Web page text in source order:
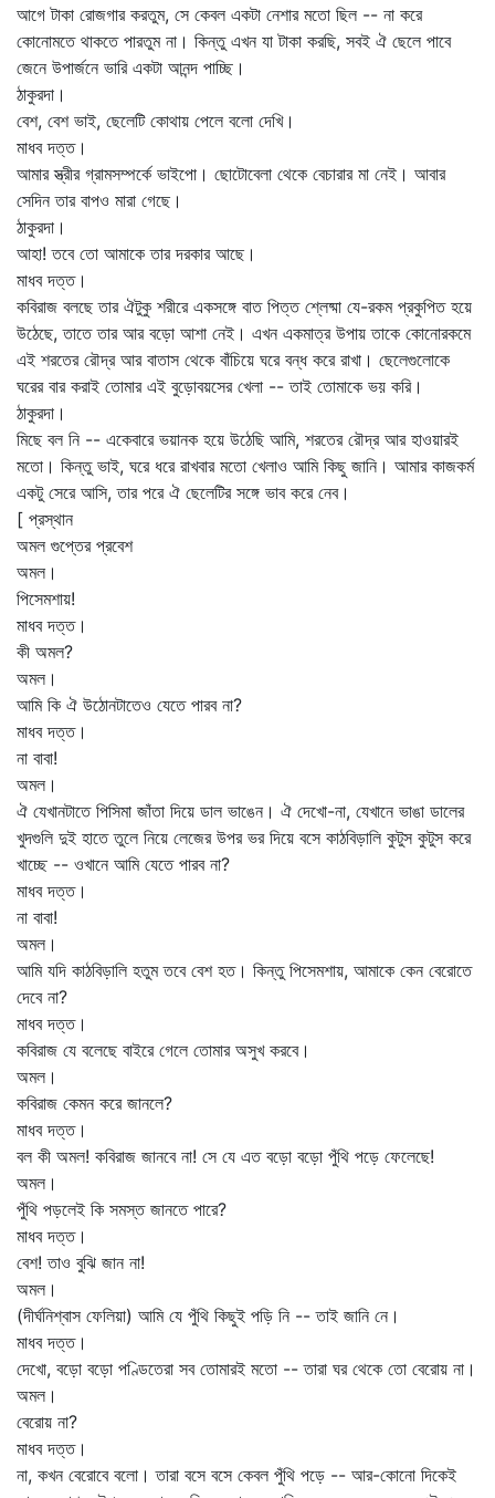
আগে টাকা রোজগার করতুম, সে কেবল একটা নেশার মতো ছিল -- না করে
কোনোমতে থাকতে পারতুম না। কিন্তু এখন যা টাকা করছি, সবই ঐ ছেলে পাবে
জেনে উপার্জনে ভারি একটা আনন্দ পাচ্ছি।
ঠাকুরদা।
বেশ, বেশ ভাই, ছেলেটি কোথায় পেলে বলো দেখি।
মাধব দত্ত।
আমার স্ত্রীর গ্রামসম্পর্কে ভাইপো। ছোটোবেলা থেকে বেচারার মা নেই। আবার
সেদিন তার বাপও মারা গেছে।
ঠাকুরদা।
আহা! তবে তো আমাকে তার দরকার আছে।
মাধব দত্ত।
কবিরাজ বলছে তার ঐটুকু শরীরে একসঙ্গে বাত পিত্ত শ্লেষ্মা যে-রকম প্রকুপিত হয়ে
উঠেছে, তাতে তার আর বড়ো আশা নেই। এখন একমাত্র উপায় তাকে কোনোরকমে
এই শরতের রৌদ্র আর বাতাস থেকে বাঁচিয়ে ঘরে বন্ধ করে রাখা। ছেলেগুলোকে
ঘরের বার করাই তোমার এই বুড়োবয়সের খেলা -- তাই তোমাকে ভয় করি।
ঠাকুরদা।
মিছে বল নি -- একেবারে ভয়ানক হয়ে উঠেছি আমি, শরতের রৌদ্র আর হাওয়ারই
মতো। কিন্তু ভাই, ঘরে ধরে রাখবার মতো খেলাও আমি কিছু জানি। আমার কাজকর্ম
একটু সেরে আসি, তার পরে ঐ ছেলেটির সঙ্গে ভাব করে নেব।
[ প্রস্থান
অমল গুপ্তের প্রবেশ
অমল।
পিসেমশায়!
মাধব দত্ত।
কী অমল?
অমল।
আমি কি ঐ উঠোনটাতেও যেতে পারব না?
মাধব দত্ত।
না বাবা!
অমল।
ঐ যেখানটাতে পিসিমা জাঁতা দিয়ে ডাল ভাঙেন। ঐ দেখো-না, যেখানে ভাঙা ডালের
খুদগুলি দুই হাতে তুলে নিয়ে লেজের উপর ভর দিয়ে বসে কাঠবিড়ালি কুটুস কুটুস করে
খাচ্ছে -- ওখানে আমি যেতে পারব না?
মাধব দত্ত।
না বাবা!
অমল।
আমি যদি কাঠবিড়ালি হতুম তবে বেশ হত। কিন্তু পিসেমশায়, আমাকে কেন বেরোতে
দেবে না?
মাধব দত্ত।
কবিরাজ যে বলেছে বাইরে গেলে তোমার অসুখ করবে।
অমল।
কবিরাজ কেমন করে জানলে?
মাধব দত্ত।
বল কী অমল! কবিরাজ জানবে না! সে যে এত বড়ো বড়ো পুঁথি পড়ে ফেলেছে!
অমল।
পুঁথি পড়লেই কি সমস্ত জানতে পারে?
মাধব দত্ত।
বেশ! তাও বুঝি জান না!
অমল।
(দীর্ঘনিশ্বাস ফেলিয়া) আমি যে পুঁথি কিছুই পড়ি নি -- তাই জানি নে।
মাধব দত্ত।
দেখো, বড়ো বড়ো পণ্ডিতেরা সব তোমারই মতো -- তারা ঘর থেকে তো বেরোয় না।
অমল।
বেরোয় না?
মাধব দত্ত।
না, কখন বেরোবে বলো। তারা বসে বসে কেবল পুঁথি পড়ে -- আর-কোনো দিকেই